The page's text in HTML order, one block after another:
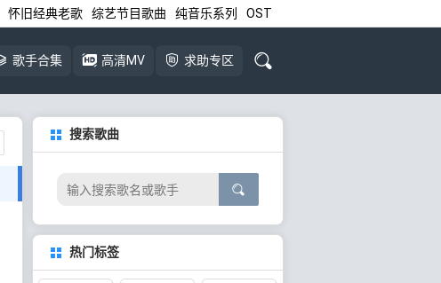
怀旧经典老歌 综艺节目歌曲 纯音乐系列 OST
歌手合集 高清MV 求助专区
搜索歌曲
热门标签